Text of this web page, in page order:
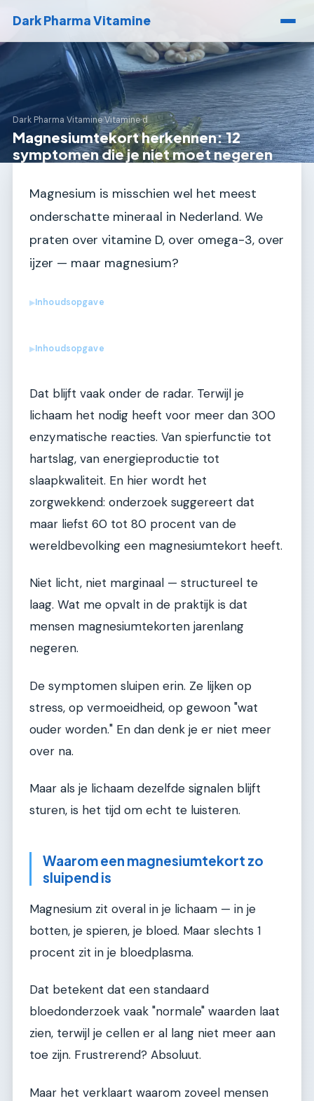
Dark Pharma Vitamine
Dark Pharma Vitamine›Vitamine d
Magnesiumtekort herkennen: 12
symptomen die je niet moet negeren
Magnesium is misschien wel het meest
onderschatte mineraal in Nederland. We
praten over vitamine D, over omega-3, over
ijzer — maar magnesium?
▶Inhoudsopgave
▶Inhoudsopgave
Dat blijft vaak onder de radar. Terwijl je
lichaam het nodig heeft voor meer dan 300
enzymatische reacties. Van spierfunctie tot
hartslag, van energieproductie tot
slaapkwaliteit. En hier wordt het
zorgwekkend: onderzoek suggereert dat
maar liefst 60 tot 80 procent van de
wereldbevolking een magnesiumtekort heeft.
Niet licht, niet marginaal — structureel te
laag. Wat me opvalt in de praktijk is dat
mensen magnesiumtekorten jarenlang
negeren.
De symptomen sluipen erin. Ze lijken op
stress, op vermoeidheid, op gewoon "wat
ouder worden." En dan denk je er niet meer
over na.
Maar als je lichaam dezelfde signalen blijft
sturen, is het tijd om echt te luisteren.
Waarom een magnesiumtekort zo
sluipend is
Magnesium zit overal in je lichaam — in je
botten, je spieren, je bloed. Maar slechts 1
procent zit in je bloedplasma.
Dat betekent dat een standaard
bloedonderzoek vaak "normale" waarden laat
zien, terwijl je cellen er al lang niet meer aan
toe zijn. Frustrerend? Absoluut.
Maar het verklaart waarom zoveel mensen